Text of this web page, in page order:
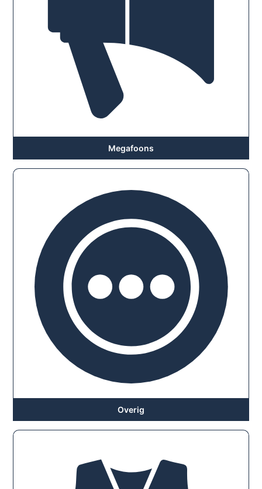
Megafoons
Overig